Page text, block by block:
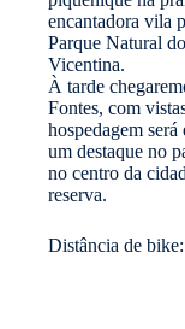
encantadora vila
Parque Natural
Vicentina.
À tarde
Fontes, com
hospedagem
um destaque no
no centro da
reserva.
Distância de